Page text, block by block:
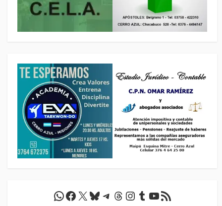
WhatsApp
Facebook
X Bluesky
Telegram
Threads
Instagram
Tumblr
YouTube
Feed RSS